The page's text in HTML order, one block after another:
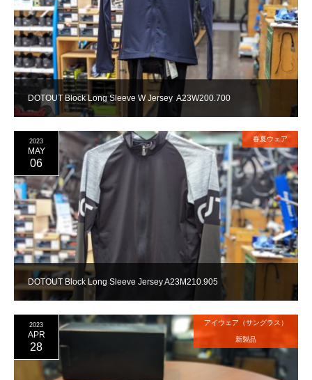
DOTOUT Block Long Sleeve W Jersey A23W200.700
DOTOUT Block Long Sleeve Jersey A23M210.905
2023
MAY
06
春夏ウェア
2023
APR
28
アイウェア（サングラス）
新製品